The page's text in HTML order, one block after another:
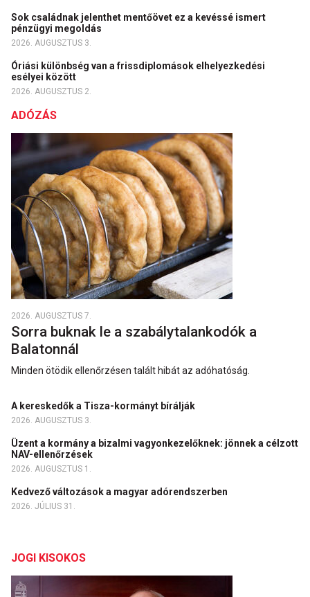
Sok családnak jelenthet mentőövet ez a kevéssé ismert
pénzügyi megoldás
2026. AUGUSZTUS 3.
Óriási különbség van a frissdiplomások elhelyezkedési
esélyei között
2026. AUGUSZTUS 2.
ADÓZÁS
2026. AUGUSZTUS 7.
Sorra buknak le a szabálytalankodók a
Balatonnál
Minden ötödik ellenőrzésen talált hibát az adóhatóság.
A kereskedők a Tisza-kormányt bírálják
2026. AUGUSZTUS 3.
Üzent a kormány a bizalmi vagyonkezelőknek: jönnek a célzott
NAV-ellenőrzések
2026. AUGUSZTUS 1.
Kedvező változások a magyar adórendszerben
2026. JÚLIUS 31.
JOGI KISOKOS